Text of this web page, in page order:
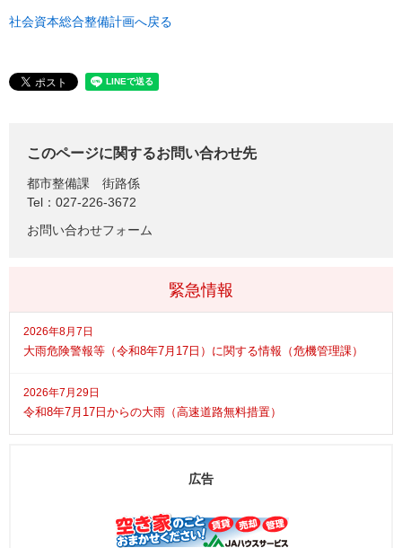
社会資本総合整備計画へ戻る
このページに関するお問い合わせ先
都市整備課
街路係
Tel：027-226-3672
お問い合わせフォーム
緊急情報
2026年8月7日
大雨危険警報等（令和8年7月17日）に関する情報（危機管理課）
2026年7月29日
令和8年7月17日からの大雨（高速道路無料措置）
広告